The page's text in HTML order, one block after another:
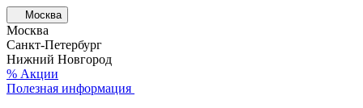
Москва
Москва
Санкт-Петербург
Нижний Новгород
% Акции
Полезная информация